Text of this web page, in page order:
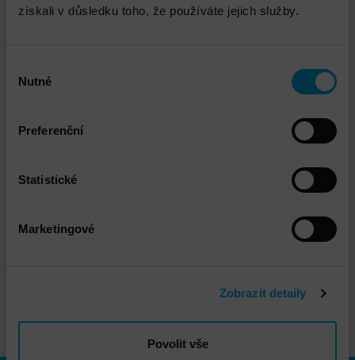
získali v důsledku toho, že používáte jejich služby.
souhlasu
Nutné
Preferenční
Statistické
Marketingové
Zobrazit detaily
Povolit vše